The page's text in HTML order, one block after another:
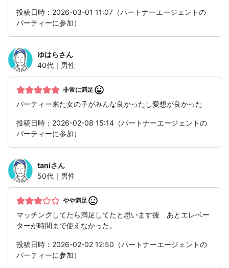
投稿日時：2026-03-01 11:07（パートナーエージェントの
パーティーに参加）
ゆはらさん
40代｜男性
非常に満足
パーティー来た女の子がみんな良かったし愛想が良かった
投稿日時：2026-02-08 15:14（パートナーエージェントの
パーティーに参加）
taniさん
50代｜男性
やや満足
マッチングしてたら満足してたと思います後 あとエレベー
ターが時間まで使えなかった。
投稿日時：2026-02-02 12:50（パートナーエージェントの
パーティーに参加）